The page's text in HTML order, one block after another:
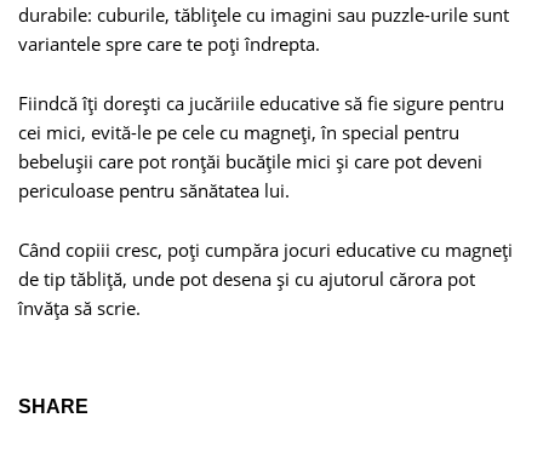
durabile: cuburile, tăbliţele cu imagini sau puzzle-urile sunt
variantele spre care te poţi îndrepta.
Fiindcă îţi doreşti ca jucăriile educative să fie sigure pentru
cei mici, evită-le pe cele cu magneţi, în special pentru
bebeluşii care pot ronţăi bucăţile mici şi care pot deveni
periculoase pentru sănătatea lui.
Când copiii cresc, poţi cumpăra jocuri educative cu magneţi
de tip tăbliţă, unde pot desena şi cu ajutorul cărora pot
învăţa să scrie.
SHARE